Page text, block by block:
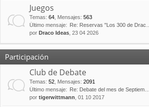
Juegos
Temas: 64 Mensajes: 563
Último mensaje:
Re: Reservas "Los 300 de Drac…
por Draco Ideas , 23 04 2026
Participación
Club de Debate
Temas: 52 Mensajes: 2091
Último mensaje:
Re: Debate del mes de Septiem…
por tigerwittmann , 01 10 2017